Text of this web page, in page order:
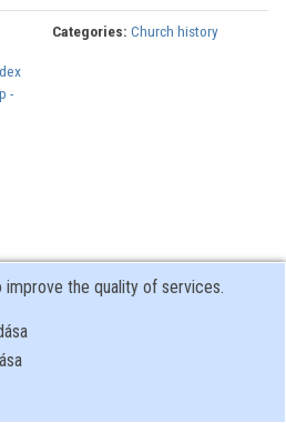
Categories: Church history
-
the quality of services.